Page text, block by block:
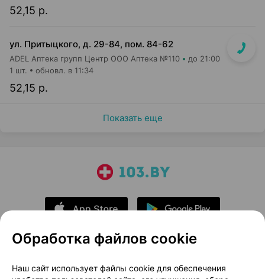
52,15 р.
ул. Притыцкого, д. 29-84, пом. 84-62
ADEL Аптека групп Центр ООО Аптека №110 до 21:00
52,15 р.
1 шт. обновл. в 11:34
Показать еще
О проекте
Новости проекта
Обработка файлов cookie
Наш сайт использует файлы cookie для обеспечения